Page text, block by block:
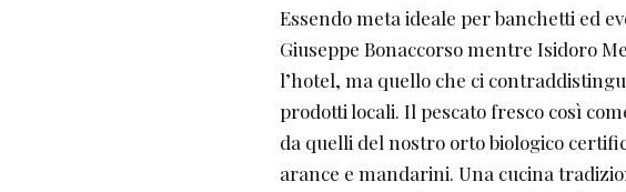
Essendo meta ideale per banchetti ed
Giuseppe Bonaccorso mentre Isidoro
l’hotel, ma quello che ci
prodotti locali. Il pescato fresco così
da quelli del nostro orto biologico
arance e mandarini. Una cucina